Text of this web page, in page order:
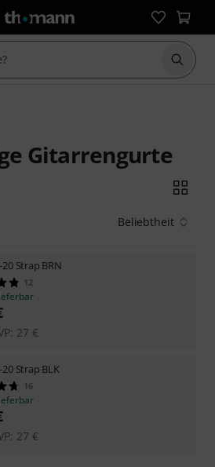
Suche
Gitarrengurte
Beliebtheit
20 Strap BRN
12
27 €
20 Strap BLK
16
27 €